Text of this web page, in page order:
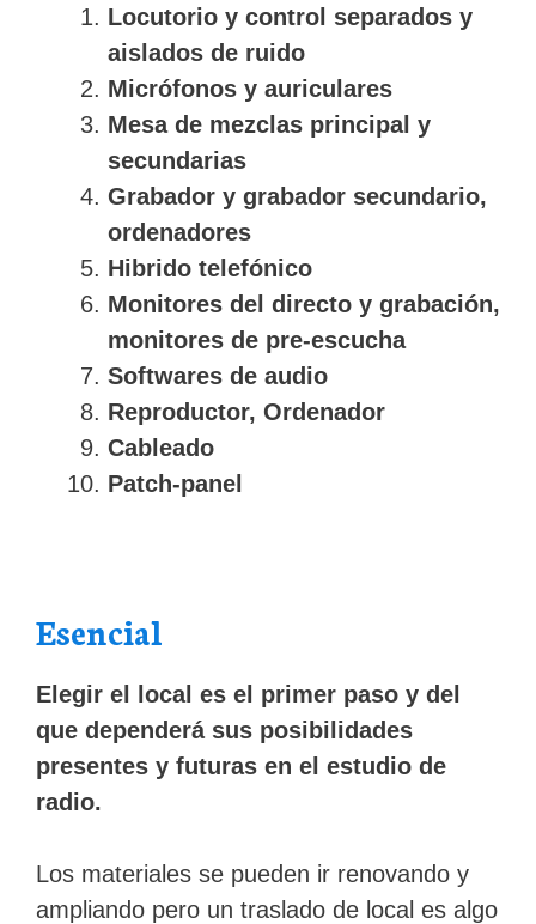
Locutorio y control separados y
aislados de ruido
Micrófonos y auriculares
Mesa de mezclas principal y
secundarias
Grabador y grabador secundario,
ordenadores
Hibrido telefónico
Monitores del directo y grabación,
monitores de pre-escucha
Softwares de audio
Reproductor, Ordenador
Cableado
Patch-panel
Esencial
Elegir el local es el primer paso y del
que dependerá sus posibilidades
presentes y futuras en el estudio de
radio.
Los materiales se pueden ir renovando y
ampliando pero un traslado de local es algo